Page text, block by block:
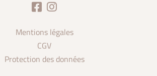
Mentions légales
CGV
Protection des données